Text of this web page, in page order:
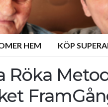
HEM KÖP
Röka